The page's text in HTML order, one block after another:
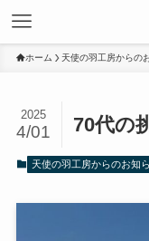
ホーム 天使の羽工房からの
70代の
2025
4/01
天使の羽工房からのお知